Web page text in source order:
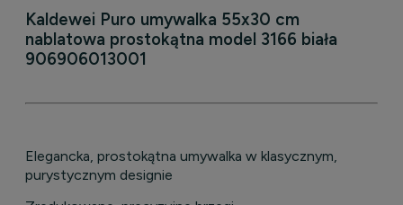
Kaldewei Puro umywalka 55x30 cm
nablatowa prostokątna model 3166 biała
906906013001
Elegancka, prostokątna umywalka w klasycznym,
purystycznym designie